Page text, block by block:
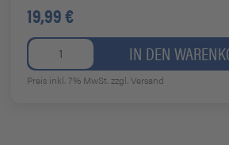
19,99 €
IN DEN
Preis inkl. 7% MwSt.zzgl. Versand